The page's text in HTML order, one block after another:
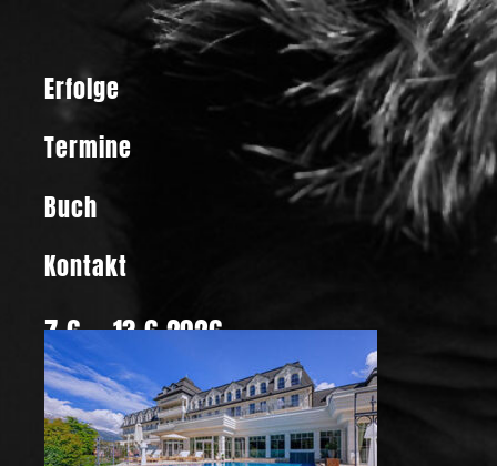
Erfolge
Termine
Buch
Kontakt
7.6. – 13.6.2026